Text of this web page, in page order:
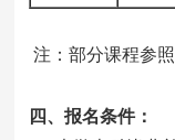
注：部分课程参
四、报名条件：